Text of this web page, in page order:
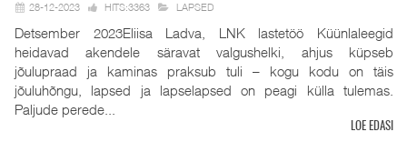
28-12-2023 HITS:3363 LAPSED
Detsember 2023Eliisa Ladva, LNK lastetöö Küünlaleegid
heidavad akendele säravat valgushelki, ahjus küpseb
jõulupraad ja kaminas praksub tuli – kogu kodu on täis
jõuluhõngu, lapsed ja lapselapsed on peagi külla tulemas.
Paljude perede...
LOE EDASI